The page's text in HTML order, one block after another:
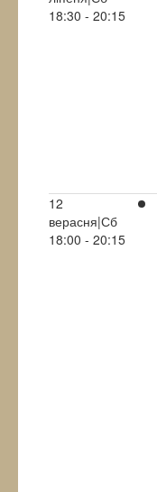
18:30 - 20:15
12
верасня|Сб
18:00 - 20:15